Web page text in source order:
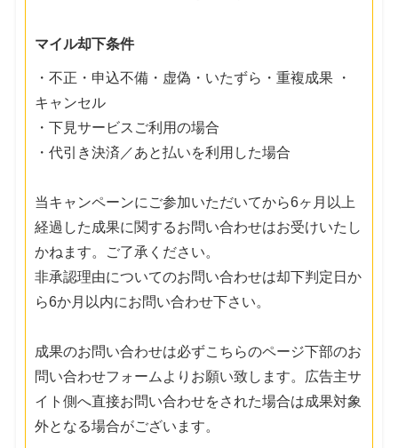
マイル却下条件
・不正・申込不備・虚偽・いたずら・重複成果 ・
キャンセル
・下見サービスご利用の場合
・代引き決済／あと払いを利用した場合
当キャンペーンにご参加いただいてから6ヶ月以上
経過した成果に関するお問い合わせはお受けいたし
かねます。ご了承ください。
非承認理由についてのお問い合わせは却下判定日か
ら6か月以内にお問い合わせ下さい。
成果のお問い合わせは必ずこちらのページ下部のお
問い合わせフォームよりお願い致します。広告主サ
イト側へ直接お問い合わせをされた場合は成果対象
外となる場合がございます。